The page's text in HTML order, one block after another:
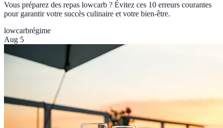
Vous préparez des repas lowcarb ? Évitez ces 10 erreurs courantes
pour garantir votre succès culinaire et votre bien-être.
lowcarbrégime
Aug 5